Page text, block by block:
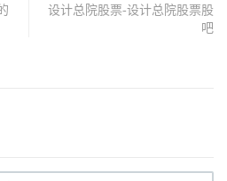
设计总院股票-设计总院股票股
吧